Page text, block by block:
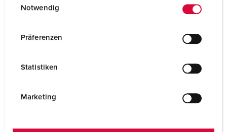
Notwendig
Präferenzen
Statistiken
Marketing